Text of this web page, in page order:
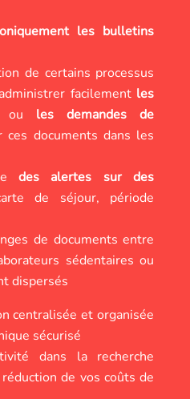
les bulletins
de certains processus
facilement les
les demandes de
documents dans les
des alertes sur des
de séjour, période
de documents entre
sédentaires ou
dispersés
centralisée et organisée
sécurisé
dans la recherche
de vos coûts de